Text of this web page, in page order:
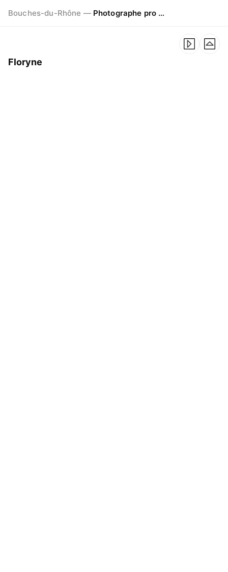
Bouches-du-Rhône — Photographe pro à Marseille - Aix - Avignon
Floryne